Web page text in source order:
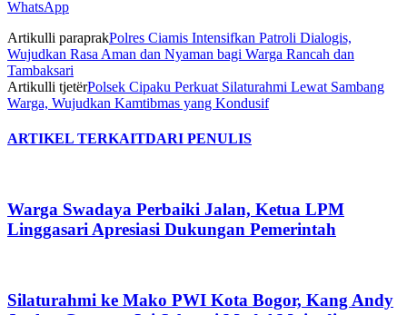
WhatsApp
Artikulli paraprakPolres Ciamis Intensifkan Patroli Dialogis,
Wujudkan Rasa Aman dan Nyaman bagi Warga Rancah dan
Tambaksari
Artikulli tjetërPolsek Cipaku Perkuat Silaturahmi Lewat Sambang
Warga, Wujudkan Kamtibmas yang Kondusif
ARTIKEL TERKAITDARI PENULIS
Warga Swadaya Perbaiki Jalan, Ketua LPM
Linggasari Apresiasi Dukungan Pemerintah
Silaturahmi ke Mako PWI Kota Bogor, Kang Andy